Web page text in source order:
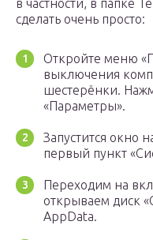
в частности, в папке
сделать очень просто:
Откройте меню
выключения
шестерёнки.
«Параметры».
Запустится окно
первый пункт
Переходим на
открываем диск
AppData.